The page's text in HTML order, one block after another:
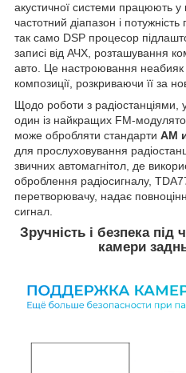
акустичної системи працюють
частотний діапазон і
так само DSP процесор
записі від АЧХ, розташування
авто. Це настроювання неабияк
композиції, розкриваючи її за
Щодо роботи з радіостанціями,
один із найкращих FM-
може обробляти стандарти AM
для прослуховування
звичних автомагнітол, де
оброблення радіосигналу,
перетворювачу, надає
сигнал.
Зручність і безпека під
камери